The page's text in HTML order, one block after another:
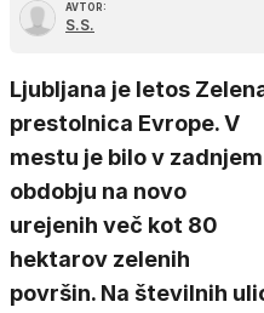
AVTOR:
S.S.
Ljubljana je letos
prestolnica Evrope. V
mestu je bilo v zadnjem
obdobju na novo
urejenih več kot 80
hektarov zelenih
površin. Na številnih